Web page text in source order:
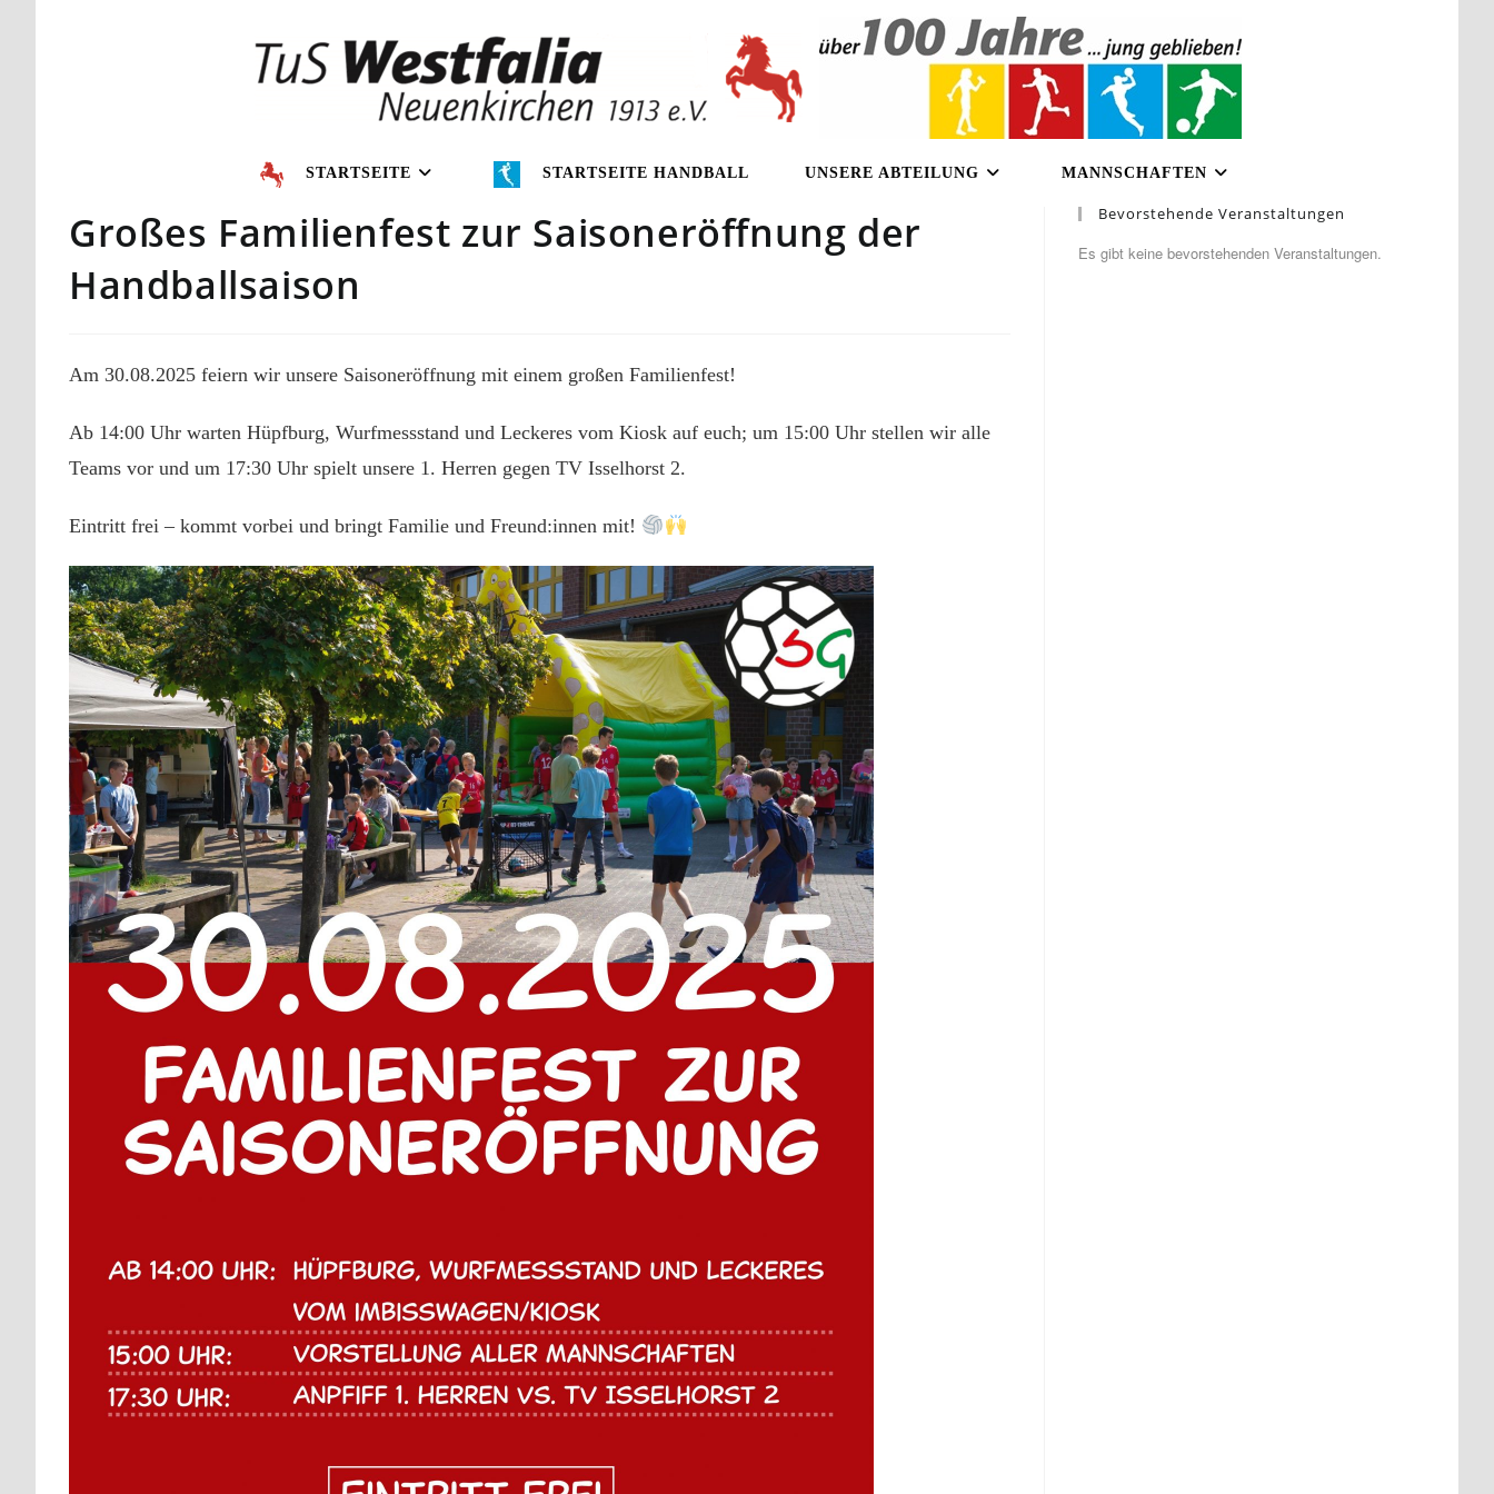
STARTSEITE STARTSEITE HANDBALL UNSERE ABTEILUNG MANNSCHAFTEN
Großes Familienfest zur Saisoneröffnung der
Handballsaison
Am 30.08.2025 feiern wir unsere Saisoneröffnung mit einem großen Familienfest!
Ab 14:00 Uhr warten Hüpfburg, Wurfmessstand und Leckeres vom Kiosk auf euch; um 15:00 Uhr stellen wir alle
Teams vor und um 17:30 Uhr spielt unsere 1. Herren gegen TV Isselhorst 2.
Eintritt frei – kommt vorbei und bringt Familie und Freund:innen mit!
Bevorstehende Veranstaltungen
Es gibt keine bevorstehenden Veranstaltungen.